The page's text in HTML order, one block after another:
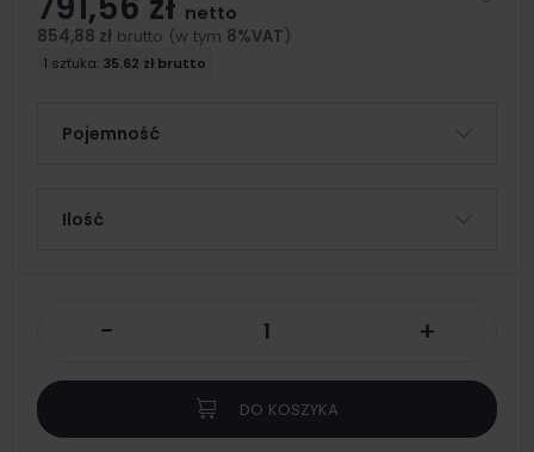
netto
854,88 zł brutto (w tym 8%VAT)
1 sztuka: 35.62 zł brutto
Pojemność
Ilość
- +
DO KOSZYKA